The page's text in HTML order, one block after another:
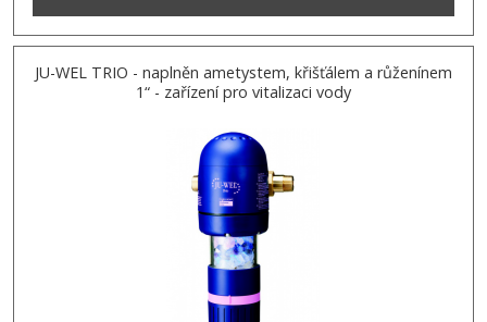
JU-WEL TRIO - naplněn ametystem, křišťálem a růženínem
1“ - zařízení pro vitalizaci vody